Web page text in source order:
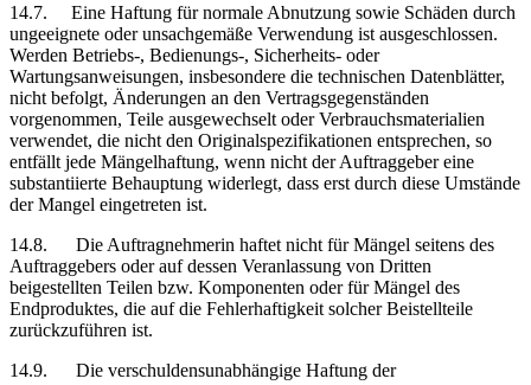
14.7. Eine Haftung für normale Abnutzung sowie Schäden durch
ungeeignete oder unsachgemäße Verwendung ist ausgeschlossen.
Werden Betriebs-, Bedienungs-, Sicherheits- oder
Wartungsanweisungen, insbesondere die technischen Datenblätter,
nicht befolgt, Änderungen an den Vertragsgegenständen
vorgenommen, Teile ausgewechselt oder Verbrauchsmaterialien
verwendet, die nicht den Originalspezifikationen entsprechen, so
entfällt jede Mängelhaftung, wenn nicht der Auftraggeber eine
substantiierte Behauptung widerlegt, dass erst durch diese Umstände
der Mangel eingetreten ist.
14.8. Die Auftragnehmerin haftet nicht für Mängel seitens des
Auftraggebers oder auf dessen Veranlassung von Dritten
beigestellten Teilen bzw. Komponenten oder für Mängel des
Endproduktes, die auf die Fehlerhaftigkeit solcher Beistellteile
zurückzuführen ist.
14.9. Die verschuldensunabhängige Haftung der